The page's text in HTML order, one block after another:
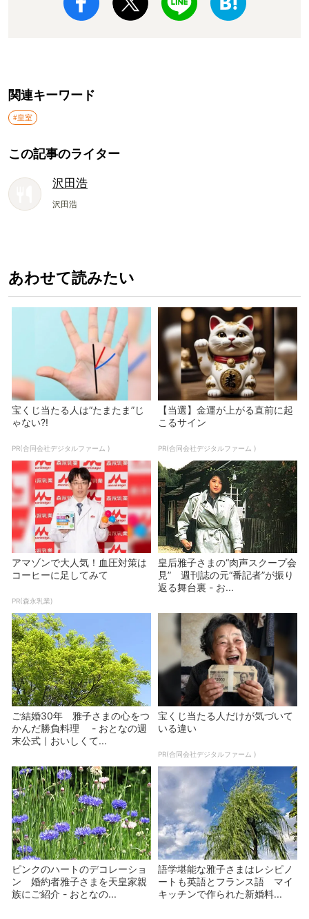
関連キーワード
#皇室
この記事のライター
沢田浩
沢田浩
あわせて読みたい
宝くじ当たる人は“たまたま”じ
ゃない?!
PR(合同会社デジタルファーム )
【当選】金運が上がる直前に起
こるサイン
PR(合同会社デジタルファーム )
アマゾンで大人気！血圧対策は
コーヒーに足してみて
PR(森永乳業)
皇后雅子さまの“肉声スクープ会
見” 週刊誌の元“番記者”が振り
返る舞台裏 - お...
ご結婚30年 雅子さまの心をつ
かんだ勝負料理 - おとなの週
末公式｜おいしくて...
宝くじ当たる人だけが気づいて
いる違い
PR(合同会社デジタルファーム )
ピンクのハートのデコレーショ
ン 婚約者雅子さまを天皇家親
族にご紹介 - おとなの...
語学堪能な雅子さまはレシピノ
ートも英語とフランス語 マイ
キッチンで作られた新婚料...